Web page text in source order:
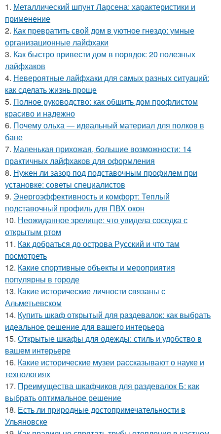
1. Металлический шпунт Ларсена: характеристики и
применение
2. Как превратить свой дом в уютное гнездо: умные
организационные лайфхаки
3. Как быстро привести дом в порядок: 20 полезных
лайфхаков
4. Невероятные лайфхаки для самых разных ситуаций:
как сделать жизнь проще
5. Полное руководство: как обшить дом профлистом
красиво и надежно
6. Почему ольха — идеальный материал для полков в
бане
7. Маленькая прихожая, большие возможности: 14
практичных лайфхаков для оформления
8. Нужен ли зазор под подставочным профилем при
установке: советы специалистов
9. Энергоэффективность и комфорт: Теплый
подставочный профиль для ПВХ окон
10. Неожиданное зрелище: что увидела соседка с
открытым ртом
11. Как добраться до острова Русский и что там
посмотреть
12. Какие спортивные объекты и мероприятия
популярны в городе
13. Какие исторические личности связаны с
Альметьевском
14. Купить шкаф открытый для раздевалок: как выбрать
идеальное решение для вашего интерьера
15. Открытые шкафы для одежды: стиль и удобство в
вашем интерьере
16. Какие исторические музеи рассказывают о науке и
технологиях
17. Преимущества шкафчиков для раздевалок Б: как
выбрать оптимальное решение
18. Есть ли природные достопримечательности в
Ульяновске